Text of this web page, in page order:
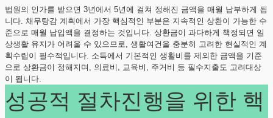
법원의 인가를 받으면 3년에서 5년에 걸쳐 정해진 금액을 매월 납부하게 됩
니다. 채무탕감 계획에서 가장 핵심적인 부분은 지속적인 상환이 가능한 수
준으로 매월 납입액을 결정하는 것입니다. 상환금이 과다하게 책정되면 일
상생활 유지가 어려울 수 있으므로, 생활여건을 충분히 고려한 현실적인 계
획수립이 필수적입니다. 소득에서 기본적인 생활비를 제외한 금액을 기준
으로 상환금이 정해지며, 의료비, 교육비, 주거비 등 필수지출도 고려대상
이 됩니다.
성공적 절차진행을 위한 핵